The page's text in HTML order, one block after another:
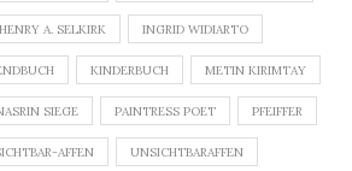
HENRY A. SELKIRK INGRID WIDIARTO
KINDERBUCH METIN KIRIMTAY
SIEGE PAINTRESS POET PFEIFFER
AFFEN UNSICHTBARAFFEN